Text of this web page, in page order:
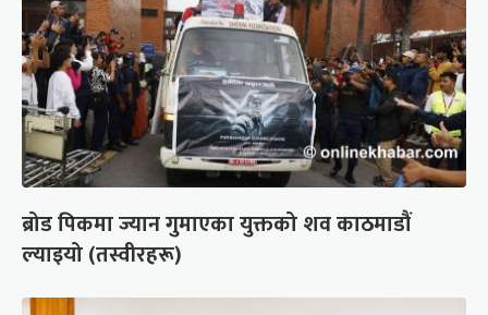
ब्रोड पिकमा ज्यान गुमाएका युक्तको शव काठमाडौं
ल्याइयो (तस्वीरहरू)